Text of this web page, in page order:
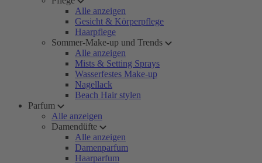
Alle anzeigen
Gesicht & Körperpflege
Haarpflege
Sommer-Make-up und Trends
Alle anzeigen
Mists & Setting Sprays
Wasserfestes Make-up
Nagellack
Beach Hair stylen
Parfum
Alle anzeigen
Damendüfte
Alle anzeigen
Damenparfum
Haarparfum